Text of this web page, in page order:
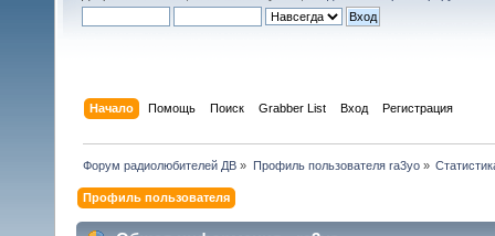
Начало Помощь Поиск Grabber List Вход Регистрация
Форум радиолюбителей ДВ » Профиль пользователя ra3yo»
Профиль пользователя